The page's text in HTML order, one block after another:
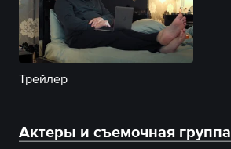
Трейлер
Актеры и съемочная группа